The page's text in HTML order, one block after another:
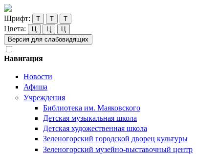
Шрифт: Т Т Т
Цвета: Ц Ц
Ц
Версия для слабовидящих
Навигация
Новости
Афиша
Учреждения
Библиотека им. Маяковского
Детская музыкальная школа
Детская художественная школа
Зеленогорский городской дворец культуры
Зеленогорский музейно-выставочный центр